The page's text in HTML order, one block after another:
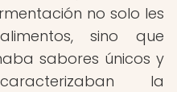
no solo les
sino que
sabores únicos y
la